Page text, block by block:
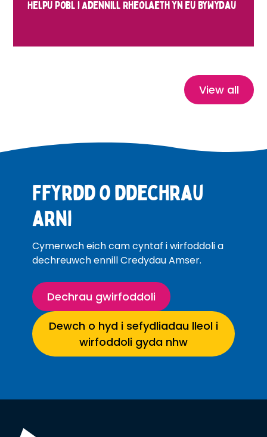
Helpu Pobl i Adennill Rheolaeth yn eu Bywydau
View all
Ffyrdd o ddechrau
arni
Cymerwch eich cam cyntaf i wirfoddoli a
dechreuwch ennill Credydau Amser.
Dechrau gwirfoddoli
Dewch o hyd i sefydliadau lleol i
wirfoddoli gyda nhw